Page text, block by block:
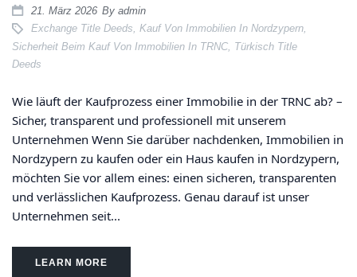
21. März 2026 By admin
Exchange Title Deeds, Kauf Von Immobilien In Nordzypern,
Sicherheit Beim Kauf Von Immobilien In TRNC Türkisch Title
Deeds
Wie läuft der Kaufprozess einer Immobilie in der TRNC ab? –
Sicher, transparent und professionell mit unserem
Unternehmen Wenn Sie darüber nachdenken, Immobilien in
Nordzypern zu kaufen oder ein Haus kaufen in Nordzypern,
möchten Sie vor allem eines: einen sicheren, transparenten
und verlässlichen Kaufprozess. Genau darauf ist unser
Unternehmen seit...
LEARN MORE